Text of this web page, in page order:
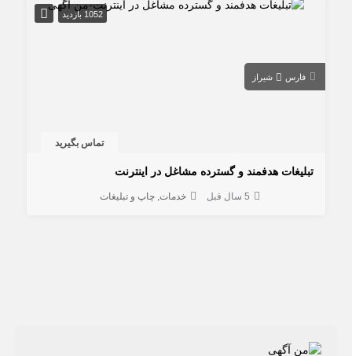
1052 بازدید
فارس شیراز
تماس بگیرید
تبلیغات هدفمند و گسترده مشاغل در اینترنت
5 سال قبل خدمات چاپ و تبلیغات